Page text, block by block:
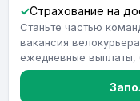
Страхование на
Станьте частью
вакансия
ежедневные выплаты,